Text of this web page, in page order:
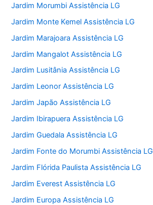
Jardim Morumbi Assistência LG
Jardim Monte Kemel Assistência LG
Jardim Marajoara Assistência LG
Jardim Mangalot Assistência LG
Jardim Lusitânia Assistência LG
Jardim Leonor Assistência LG
Jardim Japão Assistência LG
Jardim Ibirapuera Assistência LG
Jardim Guedala Assistência LG
Jardim Fonte do Morumbi Assistência LG
Jardim Flórida Paulista Assistência LG
Jardim Everest Assistência LG
Jardim Europa Assistência LG